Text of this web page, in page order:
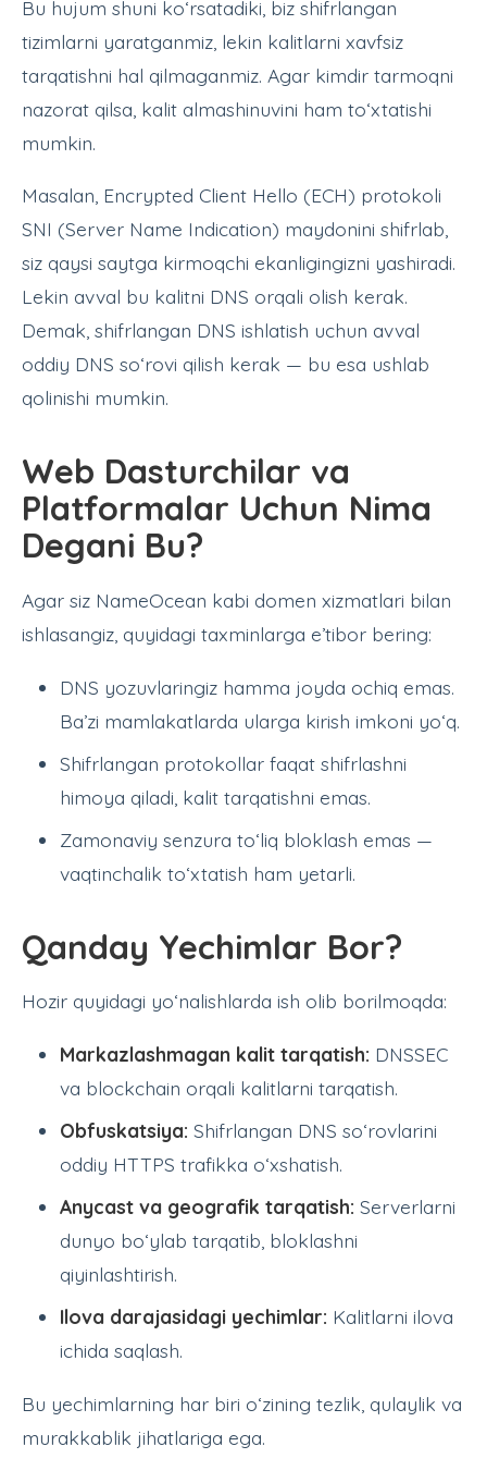
Bu hujum shuni ko‘rsatadiki, biz shifrlangan
tizimlarni yaratganmiz, lekin kalitlarni xavfsiz
tarqatishni hal qilmaganmiz. Agar kimdir tarmoqni
nazorat qilsa, kalit almashinuvini ham to‘xtatishi
mumkin.
Masalan, Encrypted Client Hello (ECH) protokoli
SNI (Server Name Indication) maydonini shifrlab,
siz qaysi saytga kirmoqchi ekanligingizni yashiradi.
Lekin avval bu kalitni DNS orqali olish kerak.
Demak, shifrlangan DNS ishlatish uchun avval
oddiy DNS so‘rovi qilish kerak — bu esa ushlab
qolinishi mumkin.
Web Dasturchilar va
Platformalar Uchun Nima
Degani Bu?
Agar siz NameOcean kabi domen xizmatlari bilan
ishlasangiz, quyidagi taxminlarga e’tibor bering:
DNS yozuvlaringiz hamma joyda ochiq emas.
Ba’zi mamlakatlarda ularga kirish imkoni yo‘q.
Shifrlangan protokollar faqat shifrlashni
himoya qiladi, kalit tarqatishni emas.
Zamonaviy senzura to‘liq bloklash emas —
vaqtinchalik to‘xtatish ham yetarli.
Qanday Yechimlar Bor?
Hozir quyidagi yo‘nalishlarda ish olib borilmoqda:
Markazlashmagan kalit tarqatish: DNSSEC
va blockchain orqali kalitlarni tarqatish.
Obfuskatsiya: Shifrlangan DNS so‘rovlarini
oddiy HTTPS trafikka o‘xshatish.
Anycast va geografik tarqatish: Serverlarni
dunyo bo‘ylab tarqatib, bloklashni
qiyinlashtirish.
Ilova darajasidagi yechimlar: Kalitlarni ilova
ichida saqlash.
Bu yechimlarning har biri o‘zining tezlik, qulaylik va
murakkablik jihatlariga ega.